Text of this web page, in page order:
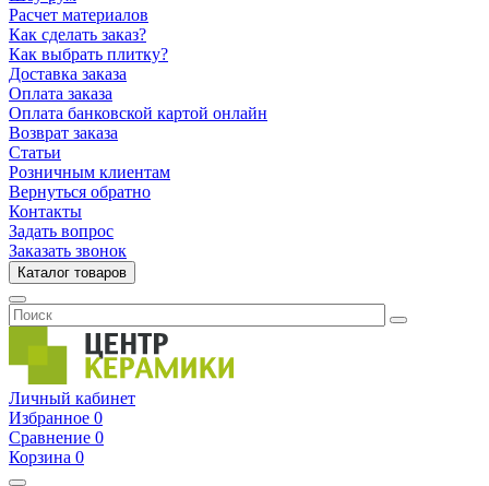
Расчет материалов
Как сделать заказ?
Как выбрать плитку?
Доставка заказа
Оплата заказа
Оплата банковской картой онлайн
Возврат заказа
Статьи
Розничным клиентам
Вернуться обратно
Контакты
Задать вопрос
Заказать звонок
Каталог товаров
Личный кабинет
Избранное 0
Сравнение 0
Корзина 0